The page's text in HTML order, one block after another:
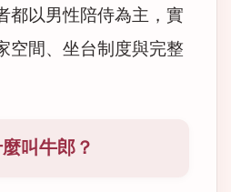
都以男性陪侍為主，實
空間、坐台制度與完整
叫牛郎？